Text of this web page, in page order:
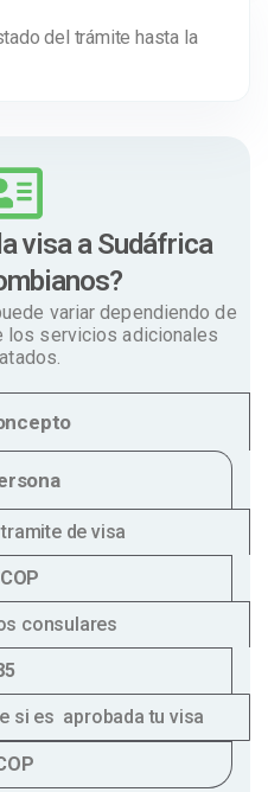
del trámite hasta la
visa a Sudáfrica
variar dependiendo de
los servicios adicionales
de visa
consulares
si es aprobada tu visa